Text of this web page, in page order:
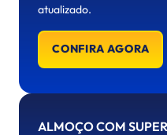
atualizado.
CONFIRA AGORA
ALMOÇO COM